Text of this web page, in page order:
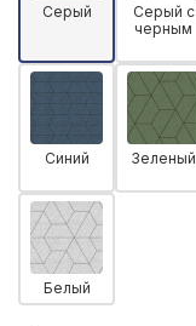
Серый
Серый с
черным
Синий Зеленый
Белый